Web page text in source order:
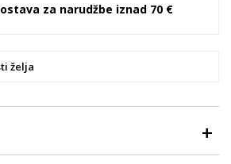
za narudžbe iznad 70 €
želja